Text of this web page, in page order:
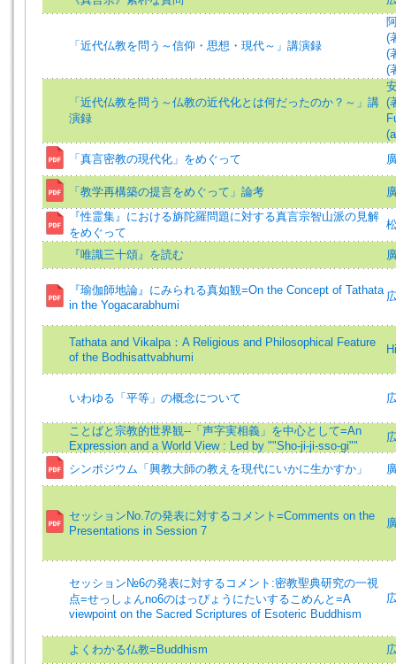
「近代仏教を問う～信仰・思想・現代～」講演録
(
(
(
「近代仏教を問う～仏教の近代化とは何だったのか？～」講
演録
(
「真言密教の現代化」をめぐって
「教学再構築の提言をめぐって」論考
『性霊集』における旃陀羅問題に対する真言宗智山派の見解
をめぐって
『唯識三十頌』を読む
『瑜伽師地論』にみられる真如観=On the Concept of Tathata
in the Yogacarabhumi
Tathata and Vikalpa：A Religious and Philosophical Feature
of the Bodhisattvabhumi
いわゆる「平等」の概念について
ことばと宗教的世界観--「声字実相義」を中心として=An
Expression and a World View : Led by ""Sho-ji-ji-sso-gi""
シンポジウム「興教大師の教えを現代にいかに生かすか」
セッションNo.7の発表に対するコメント=Comments on the
Presentations in Session 7
セッション№6の発表に対するコメント:密教聖典研究の一視
点=せっしょんno6のはっぴょうにたいするこめんと=A
viewpoint on the Sacred Scriptures of Esoteric Buddhism
よくわかる仏教=Buddhism